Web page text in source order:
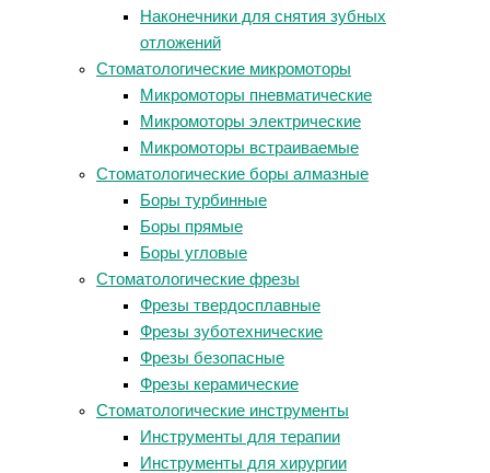
Наконечники для снятия зубных
отложений
Стоматологические микромоторы
Микромоторы пневматические
Микромоторы электрические
Микромоторы встраиваемые
Стоматологические боры алмазные
Боры турбинные
Боры прямые
Боры угловые
Стоматологические фрезы
Фрезы твердосплавные
Фрезы зуботехнические
Фрезы безопасные
Фрезы керамические
Стоматологические инструменты
Инструменты для терапии
Инструменты для хирургии